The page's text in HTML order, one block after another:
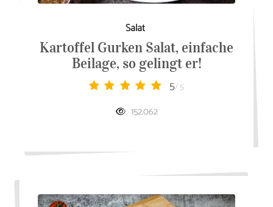
Salat
Kartoffel Gurken Salat, einfache
Beilage, so gelingt er!
5/ 5
152.062